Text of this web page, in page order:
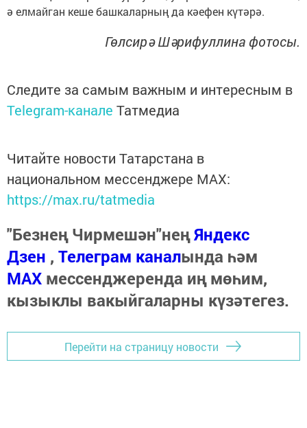
ә елмайган кеше башкаларның да кәефен күтәрә.
Гөлсирә Шәрифуллина фотосы.
Следите за самым важным и интересным в
Telegram-канале Татмедиа
Читайте новости Татарстана в
национальном мессенджере MАХ:
https://max.ru/tatmedia
"Безнең Чирмешән"неңЯндекс
Дзен , Телеграм каналында һәм
МАХ мессенджеренда иң мөһим,
кызыклы вакыйгаларны күзәтегез.
Перейти на страницу новости